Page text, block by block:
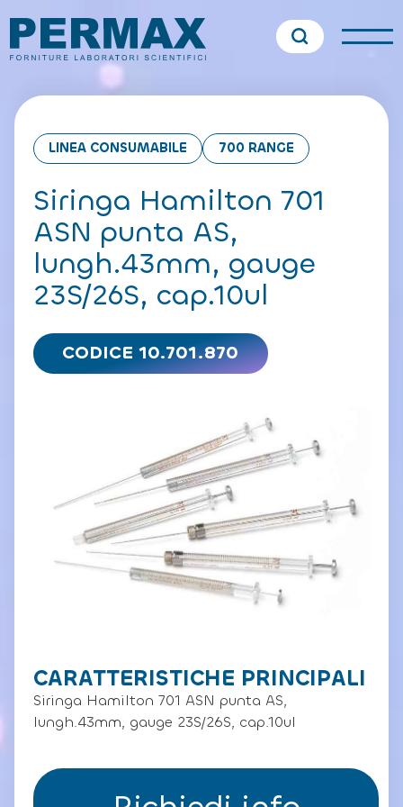
LINEA CONSUMABILE 700 RANGE
Siringa Hamilton 701
ASN punta AS,
lungh.43mm, gauge
23S/26S, cap.10ul
CODICE 10.701.870
CARATTERISTICHE PRINCIPALI
Siringa Hamilton 701 ASN punta AS,
lungh.43mm, gauge 23S/26S, cap.10ul